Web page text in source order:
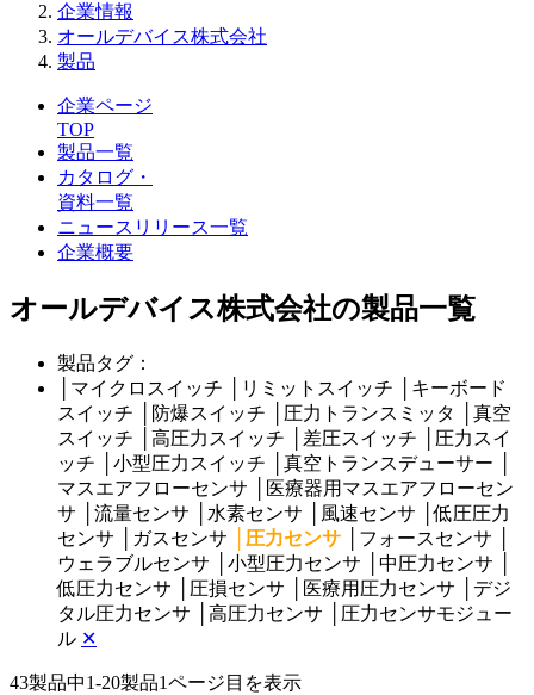
企業情報
オールデバイス株式会社
製品
企業ページ
TOP
製品一覧
カタログ・
資料一覧
ニュースリリース一覧
企業概要
オールデバイス株式会社の製品一覧
製品タグ：
マイクロスイッチ リミットスイッチ
キーボード
スイッチ
防爆スイッチ 圧力トランスミッタ
真空
スイッチ
高圧力スイッチ 差圧スイッチ
圧力スイ
ッチ
小型圧力スイッチ 真空トランスデューサー
マスエアフローセンサ
医療器用マスエアフローセン
サ
流量センサ 水素センサ 風速センサ │低圧圧力
センサ
ガスセンサ 圧力センサ フォースセンサ
ウェラブルセンサ
小型圧力センサ 中圧力センサ
低圧力センサ
圧損センサ 医療用圧力センサ
デジ
タル圧力センサ
高圧力センサ
圧力センサモジュー
ル ✕
43製品中1-20製品1ページ目を表示